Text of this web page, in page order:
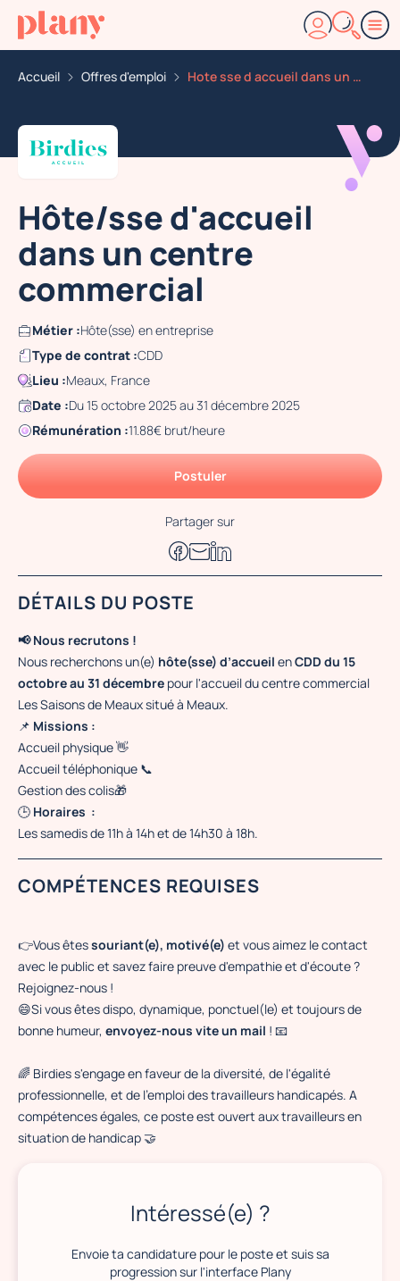
Accueil Offres d'emploi Hote sse d accueil dans un centre commercial
Hôte/sse d'accueil
dans un centre
commercial
Métier :Hôte(sse) en entreprise
Type de contrat :CDD
Lieu :Meaux, France
Date :Du 15 octobre 2025 au 31 décembre 2025
Rémunération :11.88€ brut/heure
Postuler
Partager sur
DÉTAILS DU POSTE
📢 Nous recrutons !
Nous recherchons un(e) hôte(sse) d’accueil enCDD du 15
octobre au 31 décembre pour l'accueil du centre commercial
Les Saisons de Meaux situé à Meaux.
📌 Missions :
Accueil physique 👋
Accueil téléphonique 📞
Gestion des colis🎁
🕒 Horaires :
Les samedis de 11h à 14h et de 14h30 à 18h.
COMPÉTENCES REQUISES
👉Vous êtessouriant(e), motivé(e) et vous aimez le contact
avec le public et savez faire preuve d'empathie et d'écoute ?
Rejoignez-nous !
😄Si vous êtes dispo, dynamique, ponctuel(le) et toujours de
bonne humeur, envoyez-nous vite un mail ! 📧
🌈 Birdies s'engage en faveur de la diversité, de l'égalité
professionnelle, et de l'emploi des travailleurs handicapés. A
compétences égales, ce poste est ouvert aux travailleurs en
situation de handicap 🤝
Intéressé(e) ?
Envoie ta candidature pour le poste et suis sa
progression sur l'interface Plany